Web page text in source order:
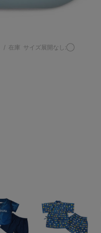
/ 在庫 サイズ展開なし:◯